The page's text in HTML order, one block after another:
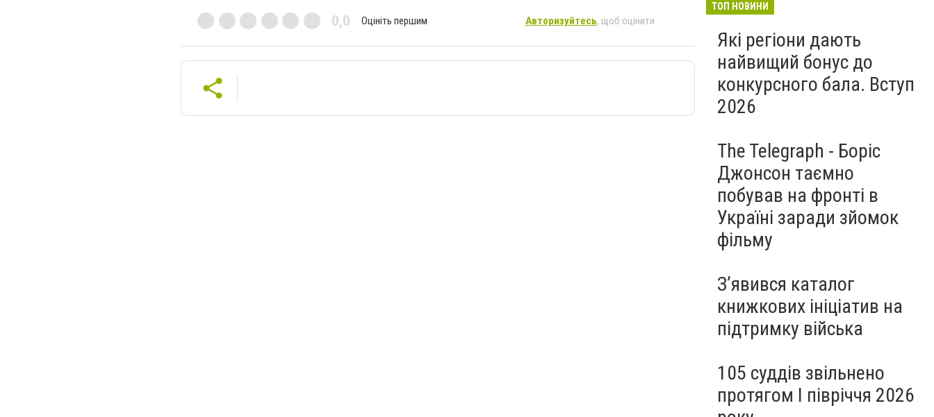
0,0 Оцініть першим Авторизуйтесь, щоб оцінити
ТОП НОВИНИ
Які регіони дають
найвищий бонус до
конкурсного бала. Вступ
2026
The Telegraph - Боріс
Джонсон таємно
побував на фронті в
Україні заради зйомок
фільму
З’явився каталог
книжкових ініціатив на
підтримку війська
105 суддів звільнено
протягом I півріччя 2026